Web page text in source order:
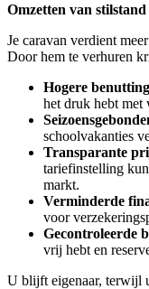
Omzetten van
Je caravan verdient
Door hem te verhuren
Hogere
het druk hebt met
schoolvakanties
Transparante
tariefinstelling
markt.
Verminderde
voor
Gecontroleerde
vrij hebt en
U blijft eigenaar, terwijl